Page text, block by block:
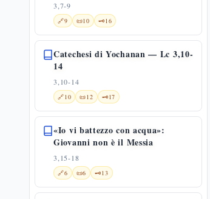
3,7-9
🔗9 📜10 🗝️16
Catechesi di Yochanan — Lc 3,10-
14
3,10-14
🔗10 📜12 🗝️17
«Io vi battezzo con acqua»:
Giovanni non è il Messia
3,15-18
🔗6 📜6 🗝️13